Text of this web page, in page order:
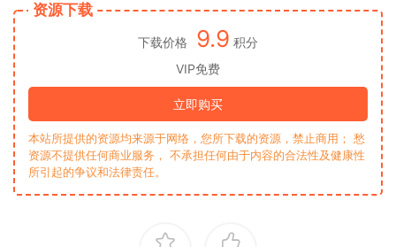
资源下载
下载价格 9.9 积分
VIP免费
立即购买
本站所提供的资源均来源于网络，您所下载的资源，禁止商用； 愁
资源不提供任何商业服务， 不承担任何由于内容的合法性及健康性
所引起的争议和法律责任。